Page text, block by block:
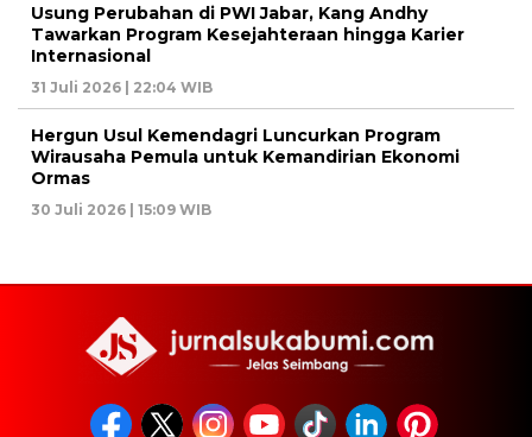
Usung Perubahan di PWI Jabar, Kang Andhy
Tawarkan Program Kesejahteraan hingga Karier
Internasional
31 Juli 2026 | 22:04 WIB
Hergun Usul Kemendagri Luncurkan Program
Wirausaha Pemula untuk Kemandirian Ekonomi
Ormas
30 Juli 2026 | 15:09 WIB